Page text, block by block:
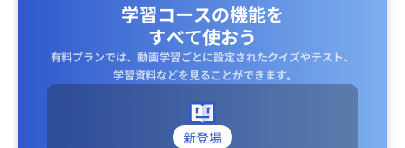
学習コースの機能を
すべて使おう
有料プランでは、動画学習ごとに設定されたクイズやテスト、
学習資料などを見ることができます｡
新登場